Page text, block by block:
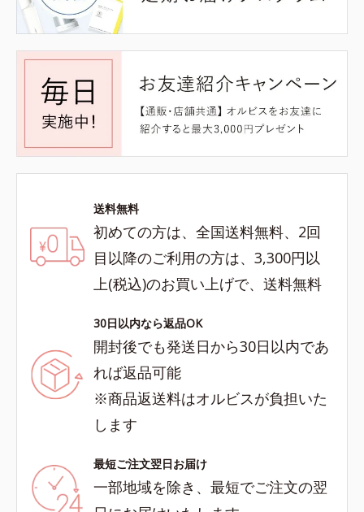
送料無料
初めての方は、全国送料無料、2回
目以降のご利用の方は、3,300円以
上(税込)のお買い上げで、送料無料
30日以内なら返品OK
開封後でも発送日から30日以内であ
れば返品可能
※商品返送料はオルビスが負担いた
します
最短ご注文翌日お届け
一部地域を除き、最短でご注文の翌